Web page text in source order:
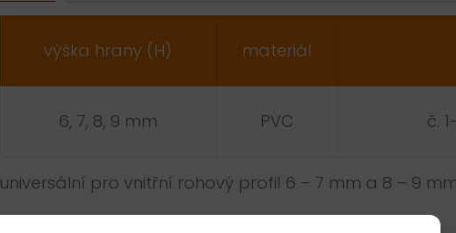
výška hrany (H) materiál
6, 7, 8, 9 mm PVC č.
universální pro vnitřní rohový profil 6 – 7 mm a 8 – 9